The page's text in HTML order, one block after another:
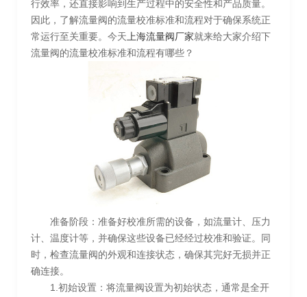
行效率，还直接影响到生产过程中的安全性和产品质量。
因此，了解流量阀的流量校准标准和流程对于确保系统正
常运行至关重要。今天 上海流量阀厂家就来给大家介绍下
流量阀的流量校准标准和流程有哪些？
准备阶段：准备好校准所需的设备，如流量计、压力
计、温度计等，并确保这些设备已经经过校准和验证。同
时，检查流量阀的外观和连接状态，确保其完好无损并正
确连接。
1.初始设置：将流量阀设置为初始状态，通常是全开